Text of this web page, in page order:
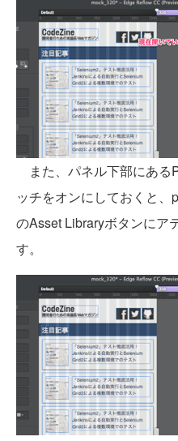
また、パネル下部にある
ッチをオンにしておくと
のAsset Libraryボタンにア
す。